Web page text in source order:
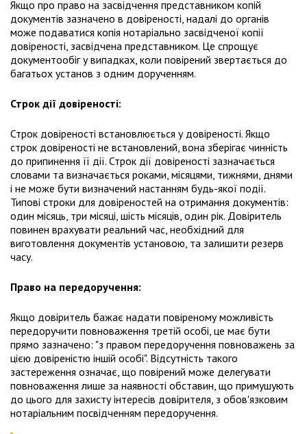
Якщо про право на засвідчення представником копій
документів зазначено в довіреності, надалі до органів
може подаватися копія нотаріально засвідченої копії
довіреності, засвідчена представником. Це спрощує
документообіг у випадках, коли повірений звертається до
багатьох установ з одним дорученням.
Строк дії довіреності:
Строк довіреності встановлюється у довіреності. Якщо
строк довіреності не встановлений, вона зберігає чинність
до припинення її дії. Строк дії довіреності зазначається
словами та визначається роками, місяцями, тижнями, днями
і не може бути визначений настанням будь-якої події.
Типові строки для довіреностей на отримання документів:
один місяць, три місяці, шість місяців, один рік. Довіритель
повинен врахувати реальний час, необхідний для
виготовлення документів установою, та залишити резерв
часу.
Право на передоручення:
Якщо довіритель бажає надати повіреному можливість
передоручити повноваження третій особі, це має бути
прямо зазначено: "з правом передоручення повноважень за
цією довіреністю іншій особі". Відсутність такого
застереження означає, що повірений може делегувати
повноваження лише за наявності обставин, що примушують
до цього для захисту інтересів довірителя, з обов'язковим
нотаріальним посвідченням передоручення.